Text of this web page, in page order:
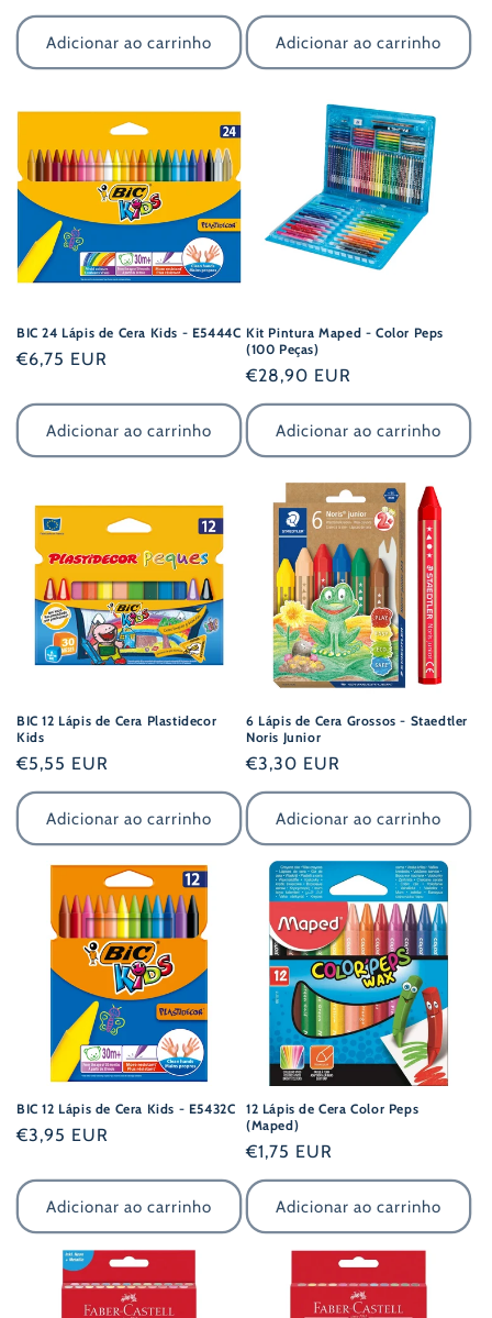
Adicionar ao carrinho
normal
Adicionar ao carrinho
BIC 24 Lápis de Cera Kids - E5444C
Preço
€6,75 EUR
Adicionar ao carrinho
Kit Pintura Maped - Color Peps
(100 Peças)
Preço
normal
€28,90 EUR
Adicionar ao carrinho
BIC 12 Lápis de Cera Plastidecor
Kids
Preço
normal
€5,55 EUR
Adicionar ao carrinho
6 Lápis de Cera Grossos - Staedtler
Noris Junior
Preço
normal
€3,30 EUR
Adicionar ao carrinho
BIC 12 Lápis de Cera Kids - E5432C
Preço
€3,95 EUR
Adicionar ao carrinho
12 Lápis de Cera Color Peps
(Maped)
Preço
normal
€1,75 EUR
Adicionar ao carrinho